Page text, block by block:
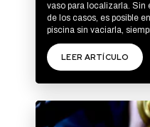
vaso para localizarla. Sin
de los casos, es posible
piscina sin vaciarla,
LEER ARTÍCULO